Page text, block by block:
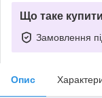
Що таке
Замовлення
Опис